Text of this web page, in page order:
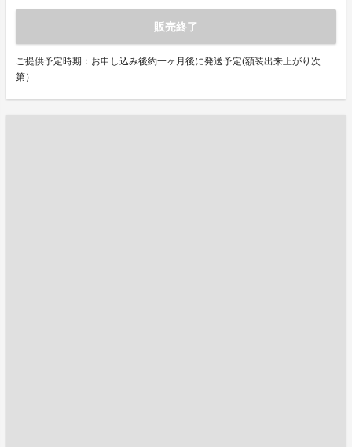
販売終了
ご提供予定時期：お申し込み後約一ヶ月後に発送予定(額装出来上がり次
第）